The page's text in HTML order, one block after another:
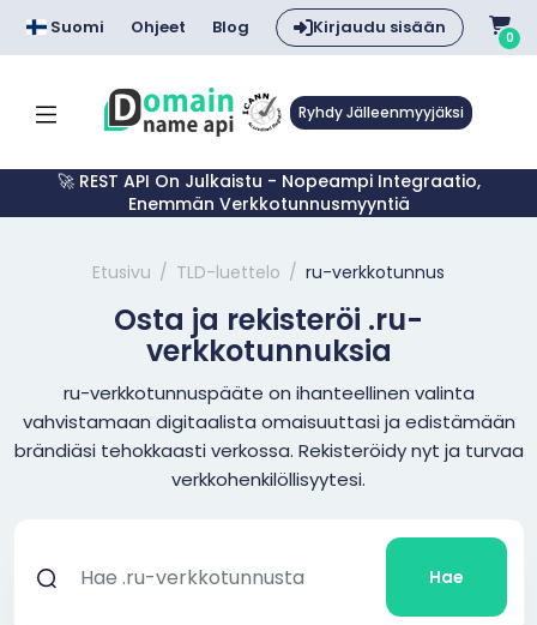
Suomi Ohjeet Blog Kirjaudu sisään 0
Ryhdy Jälleenmyyjäksi
🚀 REST API On Julkaistu - Nopeampi Integraatio,
Enemmän Verkkotunnusmyyntiä
Etusivu TLD-luettelo ru-verkkotunnus
Osta ja rekisteröi .ru-
verkkotunnuksia
ru-verkkotunnuspääte on ihanteellinen valinta
vahvistamaan digitaalista omaisuuttasi ja edistämään
brändiäsi tehokkaasti verkossa. Rekisteröidy nyt ja turvaa
verkkohenkilöllisyytesi.
Hae